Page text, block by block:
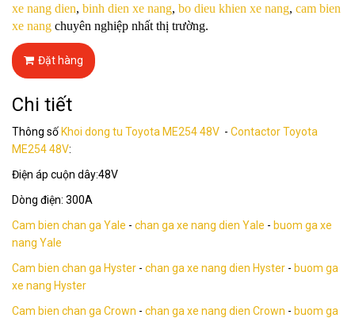
xe nang dien, binh dien xe nang, bo dieu khien xe nang, cam bien
xe nang chuyên nghiệp nhất thị trường.
Đặt hàng
Chi tiết
Thông số Khoi dong tu Toyota ME254 48V - Contactor Toyota
ME254 48V:
Điện áp cuộn dây:48V
Dòng điện: 300A
Cam bien chan ga Yale - chan ga xe nang dien Yale - buom ga xe
nang Yale
Cam bien chan ga Hyster - chan ga xe nang dien Hyster - buom ga
xe nang Hyster
Cam bien chan ga Crown - chan ga xe nang dien Crown - buom ga